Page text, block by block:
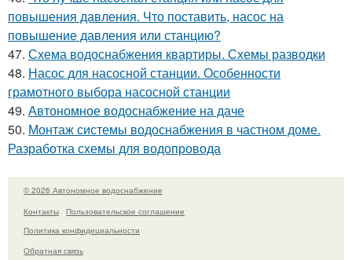
повышения давления. Что поставить, насос на
повышение давления или станцию?
47. Схема водоснабжения квартиры. Схемы разводки
48. Насос для насосной станции. Особенности
грамотного выбора насосной станции
49. Автономное водоснабжение на даче
50. Монтаж системы водоснабжения в частном доме.
Разработка схемы для водопровода
© 2026 Автономное водоснабжение
Контакты
Пользовательское соглашение
Политика конфидециальности
Обратная связь